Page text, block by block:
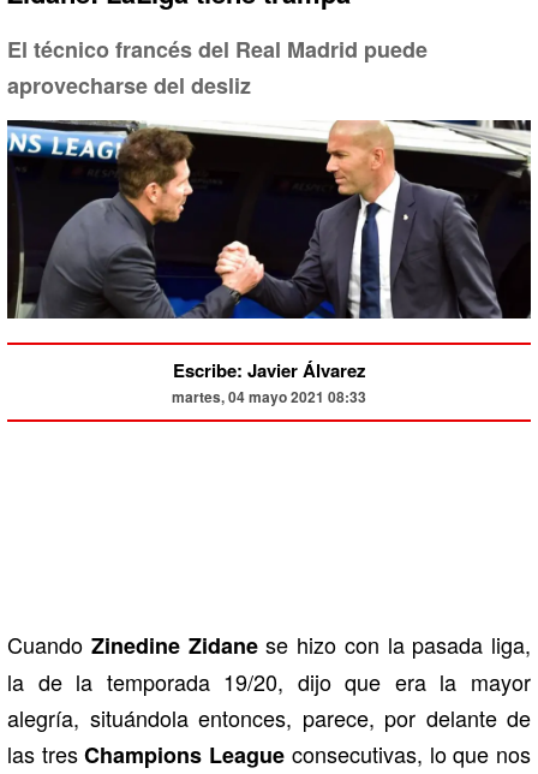
El técnico francés del Real Madrid puede
aprovecharse del desliz
Escribe: Javier Álvarez
martes, 04 mayo 2021 08:33
Cuando Zinedine Zidanese hizo con la pasada liga,
la de la temporada 19/20, dijo que era la mayor
alegría, situándola entonces, parece, por delante de
las tresChampions League consecutivas, lo que nos